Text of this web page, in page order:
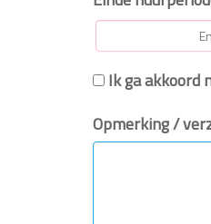
Ik ga akkoord
Opmerking /